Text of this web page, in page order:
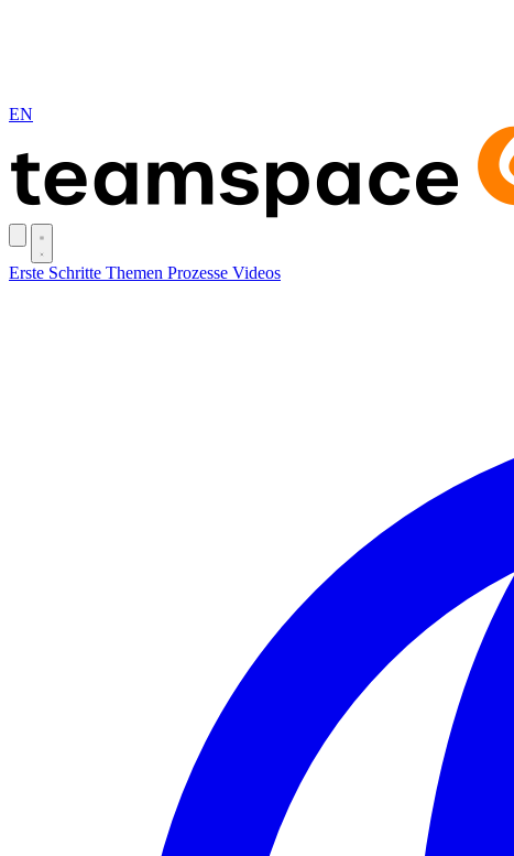
EN
Erste Schritte Themen Prozesse Videos